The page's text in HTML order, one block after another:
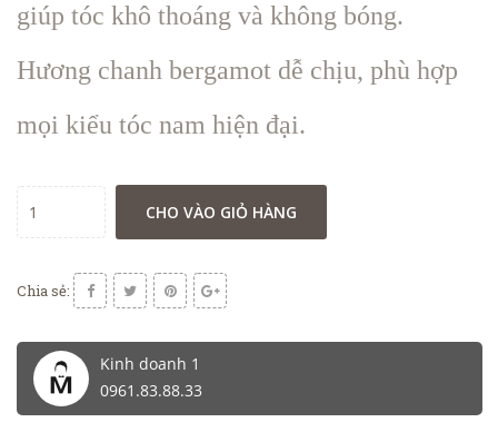
giúp tóc khô thoáng và không bóng.
Hương chanh bergamot dễ chịu, phù hợp
mọi kiểu tóc nam hiện đại.
CHO VÀO GIỎ HÀNG
Chia sẻ:
Kinh doanh 1
0961.83.88.33